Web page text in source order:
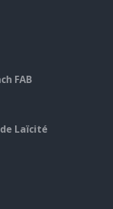
FAB
Laïcité